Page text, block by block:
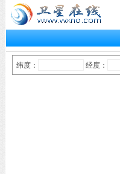
纬度： 经度：